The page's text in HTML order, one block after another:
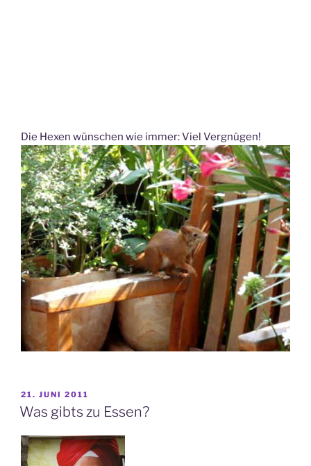
Die Hexen wünschen wie immer: Viel Vergnügen!
VERÖFFENTLICHT
AM
21. JUNI 2011
Was gibts zu Essen?